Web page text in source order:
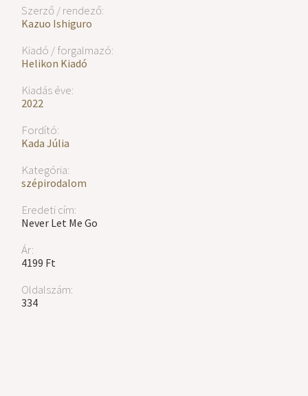
Szerző / rendező:
Kazuo Ishiguro
Kiadó / forgalmazó:
Helikon Kiadó
Kiadás éve:
2022
Fordító:
Kada Júlia
Kategória:
szépirodalom
Eredeti cím:
Never Let Me Go
Ár:
4199 Ft
Oldalszám:
334